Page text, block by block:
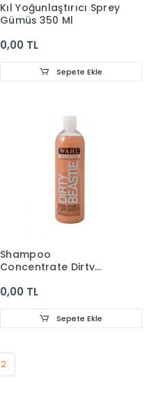
Kıl Yoğunlaştırıcı Sprey
Gümüş 350 Ml
0,00 TL
Sepete Ekle
Shampoo
Concentrate Dirty
0,00 TL
Sepete Ekle
2